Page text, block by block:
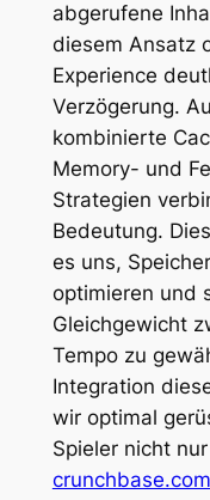
abgerufene
diesem Ansatz
Experience
Verzögerung.
kombinierte
Memory- und
Strategien
Bedeutung.
es uns,
optimieren und
Gleichgewicht
Tempo zu
Integration
wir optimal
Spieler nicht
crunchbase.com